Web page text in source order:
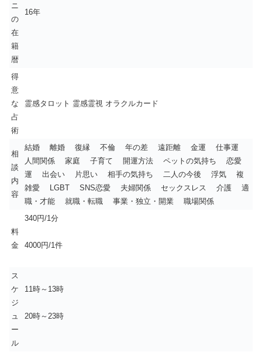
ニ
の
在
籍
暦
16年
得
意
な
占
術
霊感タロット 霊感霊視 オラクルカード
相
談
内
容
結婚 離婚 復縁 不倫 年の差 遠距離 金運 仕事運
人間関係 家庭 子育て 開運方法 ペットの気持ち 恋愛
運 出会い 片思い 相手の気持ち 二人の今後 浮気 複
雑愛 LGBT SNS恋愛 夫婦関係 セックスレス 介護 適
職・才能 就職・転職 事業・独立・開業 職場関係
料
金
340円/1分
4000円/1件
ス
ケ
ジ
ュ
ー
ル
11時～13時
20時～23時